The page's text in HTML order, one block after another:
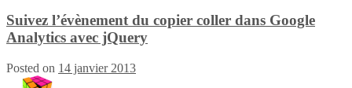
Suivez l’évènement du copier coller dans Google
Analytics avec jQuery
Posted on 14 janvier 2013